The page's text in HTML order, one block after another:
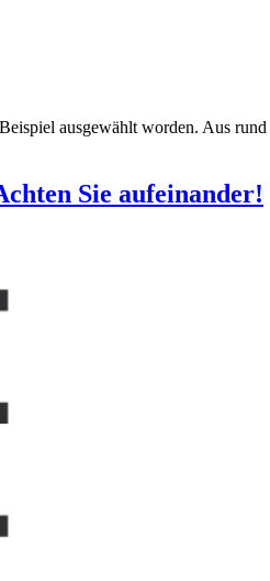
ausgewählt worden. Aus
Sie aufeinander!